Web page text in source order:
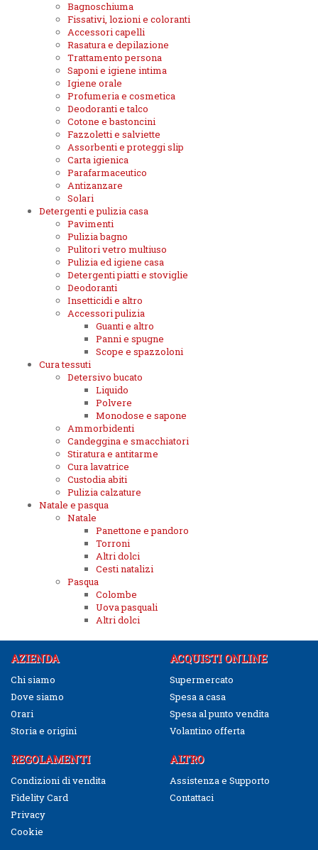
Bagnoschiuma
Fissativi, lozioni e coloranti
Accessori capelli
Rasatura e depilazione
Trattamento persona
Saponi e igiene intima
Igiene orale
Profumeria e cosmetica
Deodoranti e talco
Cotone e bastoncini
Fazzoletti e salviette
Assorbenti e proteggi slip
Carta igienica
Parafarmaceutico
Antizanzare
Solari
Detergenti e pulizia casa
Pavimenti
Pulizia bagno
Pulitori vetro multiuso
Pulizia ed igiene casa
Detergenti piatti e stoviglie
Deodoranti
Insetticidi e altro
Accessori pulizia
Guanti e altro
Panni e spugne
Scope e spazzoloni
Cura tessuti
Detersivo bucato
Liquido
Polvere
Monodose e sapone
Ammorbidenti
Candeggina e smacchiatori
Stiratura e antitarme
Cura lavatrice
Custodia abiti
Pulizia calzature
Natale e pasqua
Natale
Panettone e pandoro
Torroni
Altri dolci
Cesti natalizi
Pasqua
Colombe
Uova pasquali
Altri dolci
AZIENDA
Chi siamo
Dove siamo
Orari
Storia e origini
ACQUISTI ONLINE
Supermercato
Spesa a casa
Spesa al punto vendita
Volantino offerta
REGOLAMENTI
Condizioni di vendita
Fidelity Card
Privacy
Cookie
ALTRO
Assistenza e Supporto
Contattaci